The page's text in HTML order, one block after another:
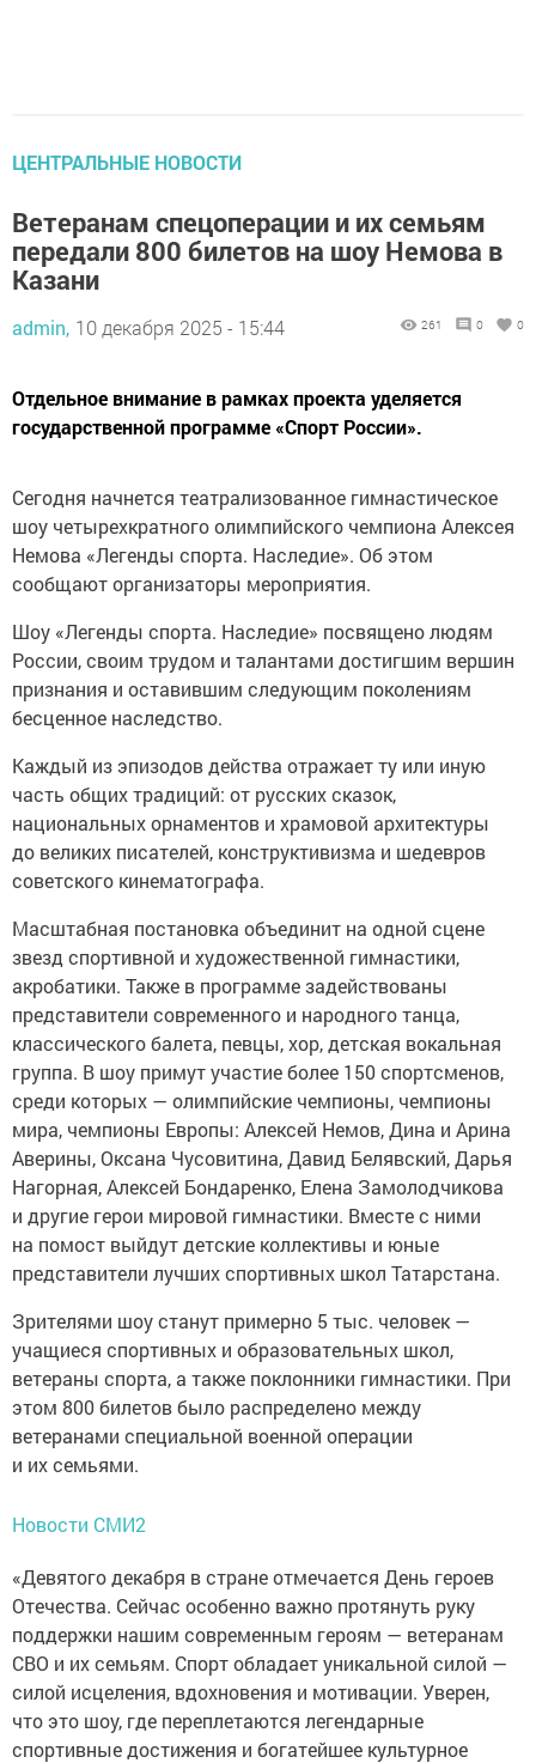
ЦЕНТРАЛЬНЫЕ НОВОСТИ
Ветеранам спецоперации и их семьям
передали 800 билетов на шоу Немова в
Казани
admin, 10 декабря 2025 - 15:44 261 0 0
Отдельное внимание в рамках проекта уделяется
государственной программе «Спорт России».
Сегодня начнется театрализованное гимнастическое
шоу четырехкратного олимпийского чемпиона Алексея
Немова «Легенды спорта. Наследие». Об этом
сообщают организаторы мероприятия.
Шоу «Легенды спорта. Наследие» посвящено людям
России, своим трудом и талантами достигшим вершин
признания и оставившим следующим поколениям
бесценное наследство.
Каждый из эпизодов действа отражает ту или иную
часть общих традиций: от русских сказок,
национальных орнаментов и храмовой архитектуры
до великих писателей, конструктивизма и шедевров
советского кинематографа.
Масштабная постановка объединит на одной сцене
звезд спортивной и художественной гимнастики,
акробатики. Также в программе задействованы
представители современного и народного танца,
классического балета, певцы, хор, детская вокальная
группа. В шоу примут участие более 150 спортсменов,
среди которых — олимпийские чемпионы, чемпионы
мира, чемпионы Европы: Алексей Немов, Дина и Арина
Аверины, Оксана Чусовитина, Давид Белявский, Дарья
Нагорная, Алексей Бондаренко, Елена Замолодчикова
и другие герои мировой гимнастики. Вместе с ними
на помост выйдут детские коллективы и юные
представители лучших спортивных школ Татарстана.
Зрителями шоу станут примерно 5 тыс. человек —
учащиеся спортивных и образовательных школ,
ветераны спорта, а также поклонники гимнастики. При
этом 800 билетов было распределено между
ветеранами специальной военной операции
и их семьями.
Новости СМИ2
«Девятого декабря в стране отмечается День героев
Отечества. Сейчас особенно важно протянуть руку
поддержки нашим современным героям — ветеранам
СВО и их семьям. Спорт обладает уникальной силой —
силой исцеления, вдохновения и мотивации. Уверен,
что это шоу, где переплетаются легендарные
спортивные достижения и богатейшее культурное